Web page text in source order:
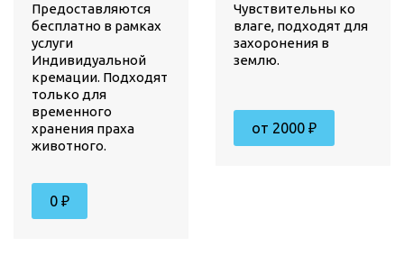
Предоставляются
бесплатно в рамках
услуги
Индивидуальной
кремации. Подходят
только для
временного
хранения праха
животного.
0 ₽
Чувствительны ко
влаге, подходят для
захоронения в
землю.
от 2000 ₽